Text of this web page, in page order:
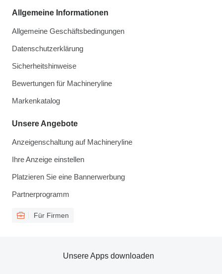
Allgemeine Informationen
Allgemeine Geschäftsbedingungen
Datenschutzerklärung
Sicherheitshinweise
Bewertungen für Machineryline
Markenkatalog
Unsere Angebote
Anzeigenschaltung auf Machineryline
Ihre Anzeige einstellen
Platzieren Sie eine Bannerwerbung
Partnerprogramm
Für Firmen
Unsere Apps downloaden